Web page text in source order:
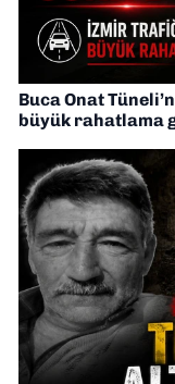
Buca Onat
büyük rahatlama